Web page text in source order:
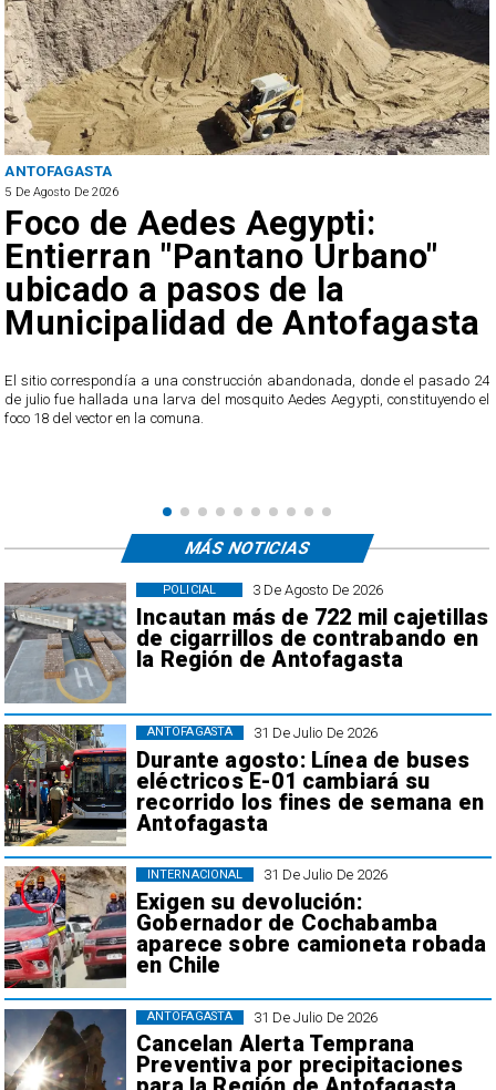
ANTOFAGASTA
5 De Agosto De 2026
Foco de Aedes Aegypti:
Entierran "Pantano Urbano"
ubicado a pasos de la
Municipalidad de Antofagasta
El sitio correspondía a una construcción abandonada, donde el pasado 24
de julio fue hallada una larva del mosquito Aedes Aegypti, constituyendo el
foco 18 del vector en la comuna.
3 De Agosto De 2026
Incautan más de 722 mil cajetillas
de cigarrillos de contrabando en
la Región de Antofagasta
POLICIAL
31 De Julio De 2026
Durante agosto: Línea de buses
eléctricos E-01 cambiará su
recorrido los fines de semana en
Antofagasta
ANTOFAGASTA
31 De Julio De 2026
Exigen su devolución:
Gobernador de Cochabamba
aparece sobre camioneta robada
en Chile
INTERNACIONAL
31 De Julio De 2026
Cancelan Alerta Temprana
Preventiva por precipitaciones
ANTOFAGASTA
MÁS NOTICIAS